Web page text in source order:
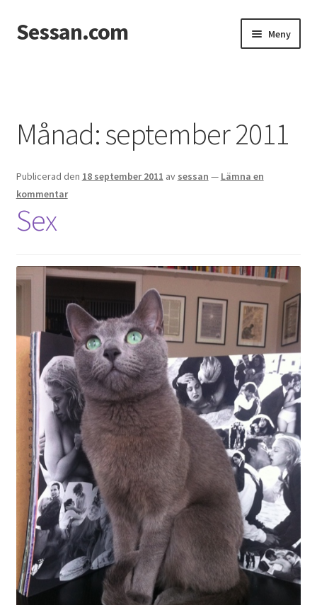
Hoppa
till
Hoppa
till
Sessan.com Meny
Integritetspolicy
Jessicas & Marcus bröllop
Ett helt fantastiskt bröllop!
Gästgalleri
Information
Klädkod: Mörk kostym
Vigseln: Maria Magdalena Kyrka
Festen: Villa Ludvigsberg
Toastmaster
Barn?
Önskelista
Månad:september 2011
Publicerad den 18 september 2011 av sessan — Lämna en
kommentar
Sex